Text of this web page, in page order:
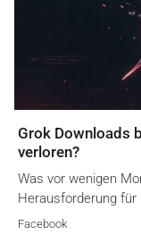
Grok Downloads
verloren?
Was vor wenigen
Herausforderung für
Facebook